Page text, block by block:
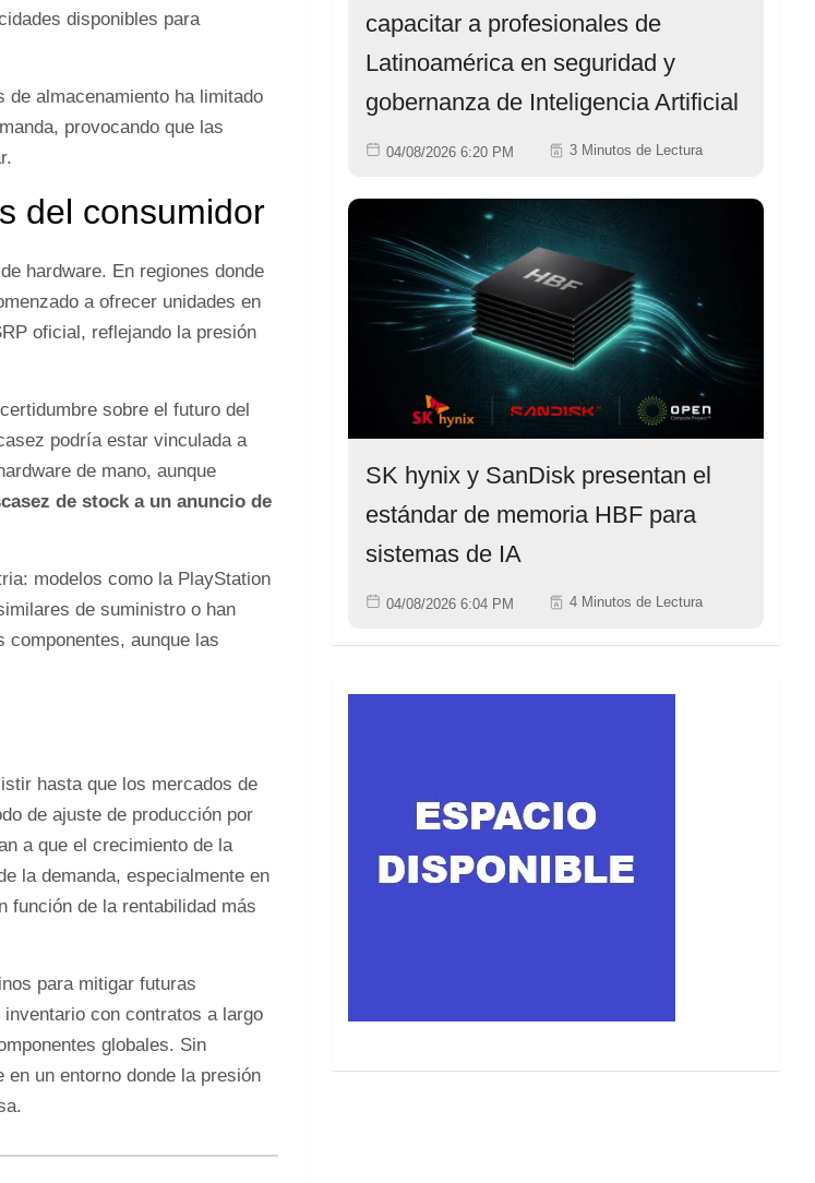
disponibles para
almacenamiento ha limitado
provocando que las
del consumidor
hardware. En regiones donde
a ofrecer unidades en
oficial, reflejando la presión
sobre el futuro del
podría estar vinculada a
de mano, aunque
de stock a un anuncio de
modelos como la PlayStation
de suministro o han
aunque las
hasta que los mercados de
de ajuste de producción por
a que el crecimiento de la
la demanda, especialmente en
función de la rentabilidad más
para mitigar futuras
con contratos a largo
globales. Sin
un entorno donde la presión
capacitar a profesionales de
Latinoamérica en seguridad y
gobernanza de Inteligencia Artificial
04/08/2026 6:20 PM 3 Minutos de Lectura
SK hynix y SanDisk presentan el
estándar de memoria HBF para
sistemas de IA
04/08/2026 6:04 PM 4 Minutos de Lectura